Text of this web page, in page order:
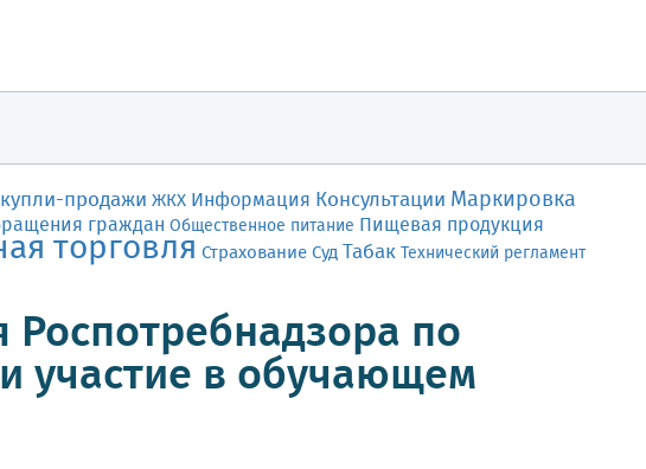
продажи ЖКХ Информация Консультации Маркировка
граждан Общественное питание Пищевая продукция
торговля СтрахованиеСудТабакТехнический регламент
по
участие в обучающем